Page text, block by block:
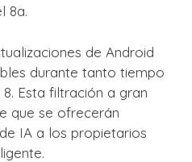
8a.
de Android
durante tanto tiempo
Esta filtración a gran
que se ofrecerán
IA a los propietarios